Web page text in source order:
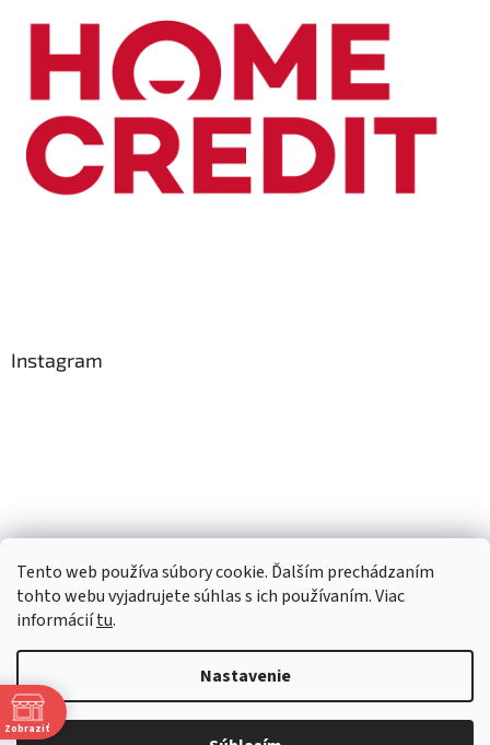
Tento web používa súbory cookie. Ďalším prechádzaním
tohto webu vyjadrujete súhlas s ich používaním. Viac
informáciítu.
Nastavenie
Instagram
Sledovať na Instagrame
Copyright 2026TopRobot.sk. Všetky práva vyhradené.Upraviť
Zobraziť